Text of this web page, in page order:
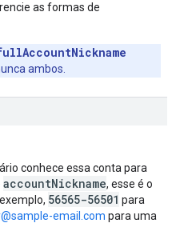
as formas de
ambos.
conhece essa conta para
accountNickname, esse é o
56565-56501 para
email.com para uma